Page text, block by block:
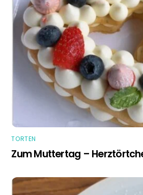
TORTEN
Zum Muttertag –